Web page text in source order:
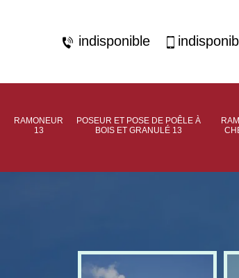
indisponible
RAMONEUR
13
POSEUR ET POSE DE POÊLE À
BOIS ET GRANULÉ 13